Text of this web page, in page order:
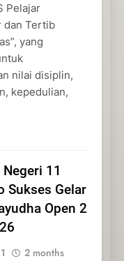
Pelajar
dan Tertib
yang
nilai disiplin,
kepedulian,
Negeri 11
Sukses Gelar
Open 2
2 months